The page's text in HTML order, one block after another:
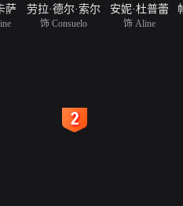
萨 劳拉·德尔·索尔
饰 Consuelo
安妮·杜普蕾
饰 Aline